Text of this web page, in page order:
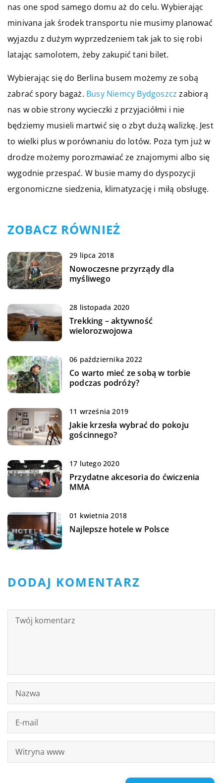
nas one spod samego domu aż do celu. Wybierając
minivana jak środek transportu nie musimy planować
wyjazdu z dużym wyprzedzeniem tak jak to się robi
latając samolotem, żeby zakupić tani bilet.
Wybierając się do Berlina busem możemy ze sobą
zabrać spory bagaż. Busy Niemcy Bydgoszcz zabiorą
nas w obie strony wycieczki z przyjaciółmi i nie
będziemy musieli martwić się o zbyt dużą walizkę. Jest
to wielki plus w porównaniu do lotów. Poza tym już w
drodze możemy porozmawiać ze znajomymi albo się
wygodnie przespać. W busie mamy do dyspozycji
ergonomiczne siedzenia, klimatyzację i miłą obsługę.
ZOBACZ RÓWNIEŻ
29 lipca 2018
Nowoczesne przyrządy dla
myśliwego
28 listopada 2020
Trekking – aktywność
wielorozwojowa
06 października 2022
Co warto mieć ze sobą w torbie
podczas podróży?
11 września 2019
Jakie krzesła wybrać do pokoju
gościnnego?
17 lutego 2020
Przydatne akcesoria do ćwiczenia
MMA
01 kwietnia 2018
Najlepsze hotele w Polsce
DODAJ KOMENTARZ